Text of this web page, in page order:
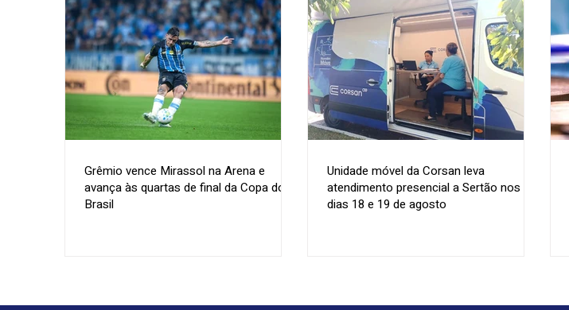
Grêmio vence Mirassol na Arena e
avança às quartas de final da Copa do
Brasil
Unidade móvel da Corsan leva
atendimento presencial a Sertão nos
dias 18 e 19 de agosto